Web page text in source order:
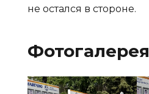
не остался в стороне.
Фотогалерея